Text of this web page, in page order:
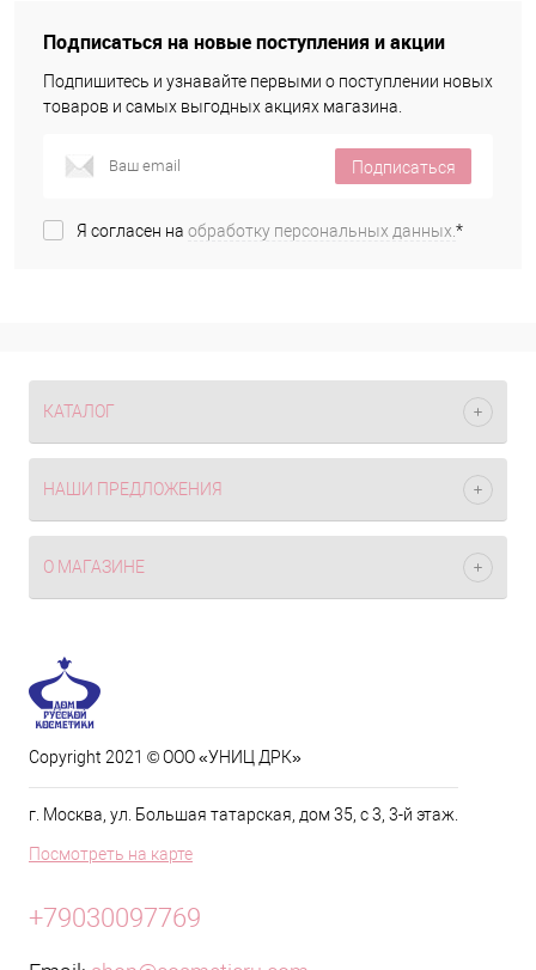
Подписаться на новые поступления и акции
Подпишитесь и узнавайте первыми о поступлении новых
товаров и самых выгодных акциях магазина.
Подписаться
Я согласен на обработку персональных данных.*
КАТАЛОГ
НАШИ ПРЕДЛОЖЕНИЯ
О МАГАЗИНЕ
Copyright 2021 © ООО «УНИЦ ДРК»
г. Москва, ул. Большая татарская, дом 35, с 3, 3-й этаж.
Посмотреть на карте
+79030097769